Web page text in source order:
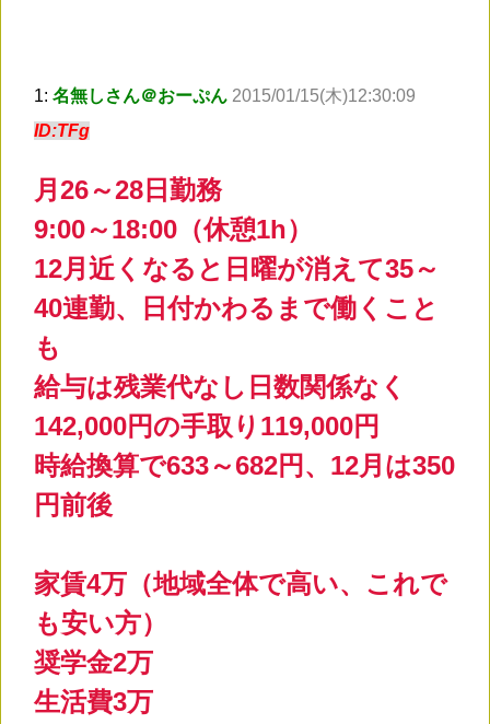
1: 名無しさん＠おーぷん 2015/01/15(木)12:30:09
ID:TFg
月26～28日勤務
9:00～18:00（休憩1h）
12月近くなると日曜が消えて35～
40連勤、日付かわるまで働くこと
も
給与は残業代なし日数関係なく
142,000円の手取り119,000円
時給換算で633～682円、12月は350
円前後
家賃4万（地域全体で高い、これで
も安い方）
奨学金2万
生活費3万